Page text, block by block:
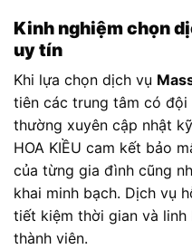
Kinh nghiệm chọn
uy tín
Khi lựa chọn dịch vụ
tiên các trung tâm có đội
thường xuyên cập nhật
HOA KIỀU cam kết bảo
của từng gia đình cũng
khai minh bạch. Dịch vụ
tiết kiệm thời gian và
thành viên.